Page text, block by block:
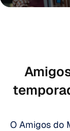
O Amigos do